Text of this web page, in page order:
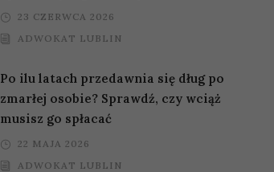
23 CZERWCA 2026
ADWOKAT LUBLIN
Po ilu latach przedawnia się dług po
zmarłej osobie? Sprawdź, czy wciąż
musisz go spłacać
22 MAJA 2026
ADWOKAT LUBLIN